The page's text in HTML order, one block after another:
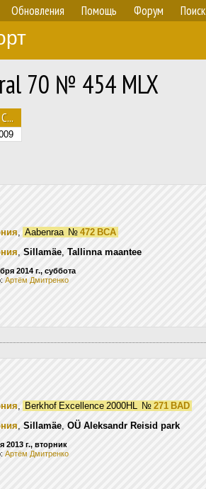
Обновления Помощь Форум Поиск
70 № 454 MLX
С...
, Aabenraa № 472 BCA
, Sillamäe, Tallinna maantee
2014 г., суббота
Артём Дмитренко
, Berkhof Excellence 2000HL № 271 BAD
, Sillamäe, OÜ Aleksandr Reisid park
2013 г., вторник
Артём Дмитренко